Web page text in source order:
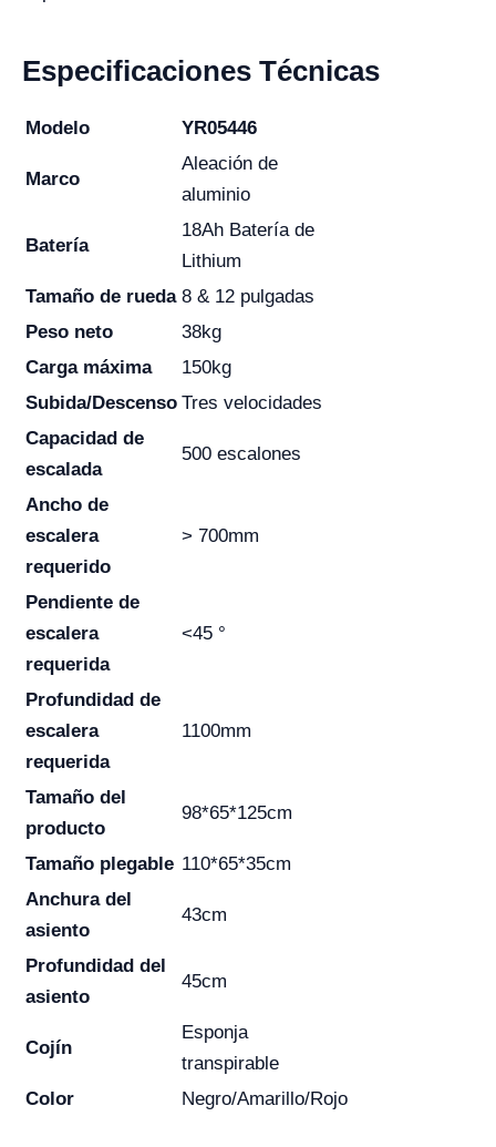
Especificaciones Técnicas
Modelo YR05446
Marco
Aleación de
aluminio
Batería
18Ah Batería de
Lithium
Tamaño de rueda 8 & 12 pulgadas
Peso neto
38kg
Carga máxima
150kg
Subida/Descenso Tres velocidades
Capacidad de
escalada
500 escalones
Ancho de
escalera
requerido
> 700mm
Pendiente de
escalera
requerida
<45 °
Profundidad de
escalera
requerida
1100mm
Tamaño del
producto
98*65*125cm
Tamaño plegable 110*65*35cm
Anchura del
asiento
43cm
Profundidad del
asiento
45cm
Cojín
Esponja
transpirable
Color
Negro/Amarillo/Rojo